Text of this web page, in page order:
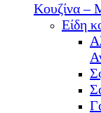
Κουζίνα –
Είδη